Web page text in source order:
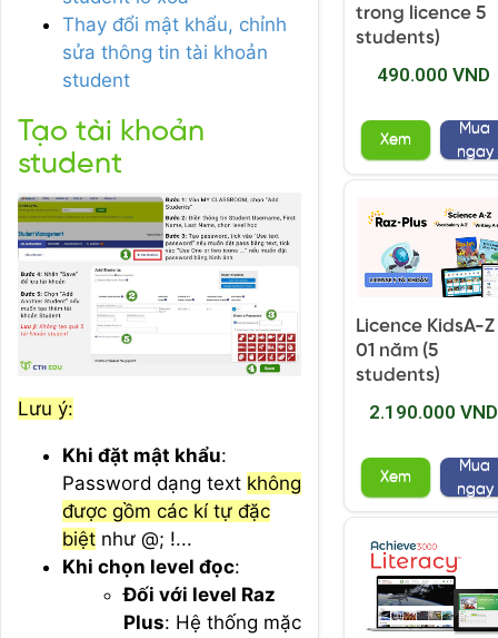
Thay đổi mật khẩu, chỉnh
sửa thông tin tài khoản
student
Tạo tài khoản
student
Lưu ý:
Khi đặt mật khẩu:
Password dạng text không
được gồm các kí tự đặc
biệt như @; !...
Khi chọn level đọc:
Đối với level Raz
Plus: Hệ thống mặc
trong licence 5
students)
490.000 VND
Xem
Mua
ngay
Licence KidsA-Z
01 năm (5
students)
2.190.000 VND
Xem
Mua
ngay